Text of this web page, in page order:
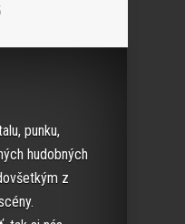
punku,
hudobných
z